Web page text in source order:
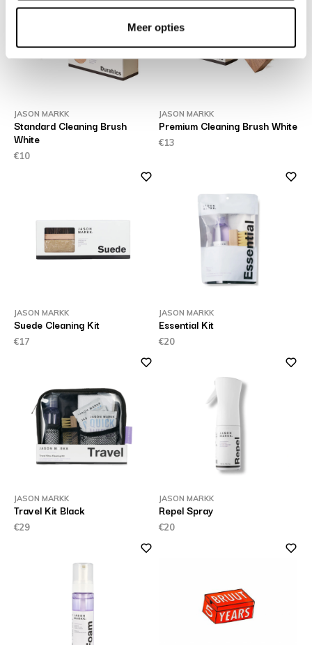
Meer opties
JASON MARKK
Standard Cleaning Brush
White
€10
JASON MARKK
Premium Cleaning Brush White
€13
JASON MARKK
Suede Cleaning Kit
€17
JASON MARKK
Essential Kit
€20
JASON MARKK
Travel Kit Black
€29
JASON MARKK
Repel Spray
€20